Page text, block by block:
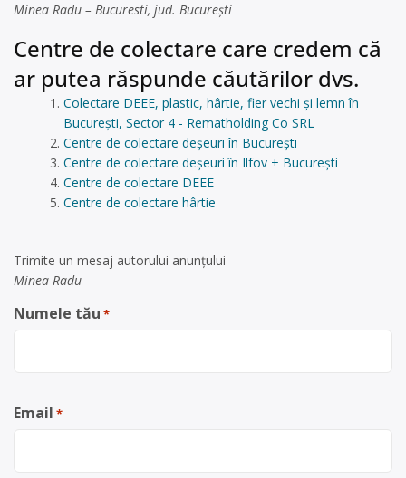
Minea Radu – Bucuresti, jud. București
Centre de colectare care credem că
ar putea răspunde căutărilor dvs.
Colectare DEEE, plastic, hârtie, fier vechi și lemn în
București, Sector 4 - Rematholding Co SRL
Centre de colectare deșeuri în București
Centre de colectare deșeuri în Ilfov + București
Centre de colectare DEEE
Centre de colectare hârtie
Trimite un mesaj autorului anunţului
Minea Radu
Numele tău *
Email *